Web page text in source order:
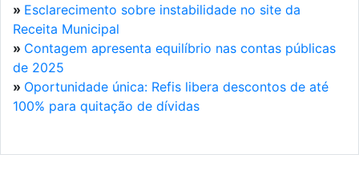
» Esclarecimento sobre instabilidade no site da
Receita Municipal
» Contagem apresenta equilíbrio nas contas públicas
de 2025
» Oportunidade única: Refis libera descontos de até
100% para quitação de dívidas